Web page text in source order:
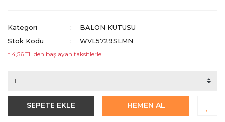
Kategori
BALON KUTUSU
Stok Kodu
WVL5729SLMN
* 4,56 TL den başlayan taksitlerle!
SEPETE EKLE HEMEN AL